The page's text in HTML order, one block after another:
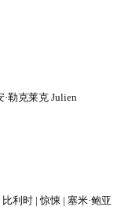
克莱克 Julien
时 | 惊悚 | 塞米·鲍亚